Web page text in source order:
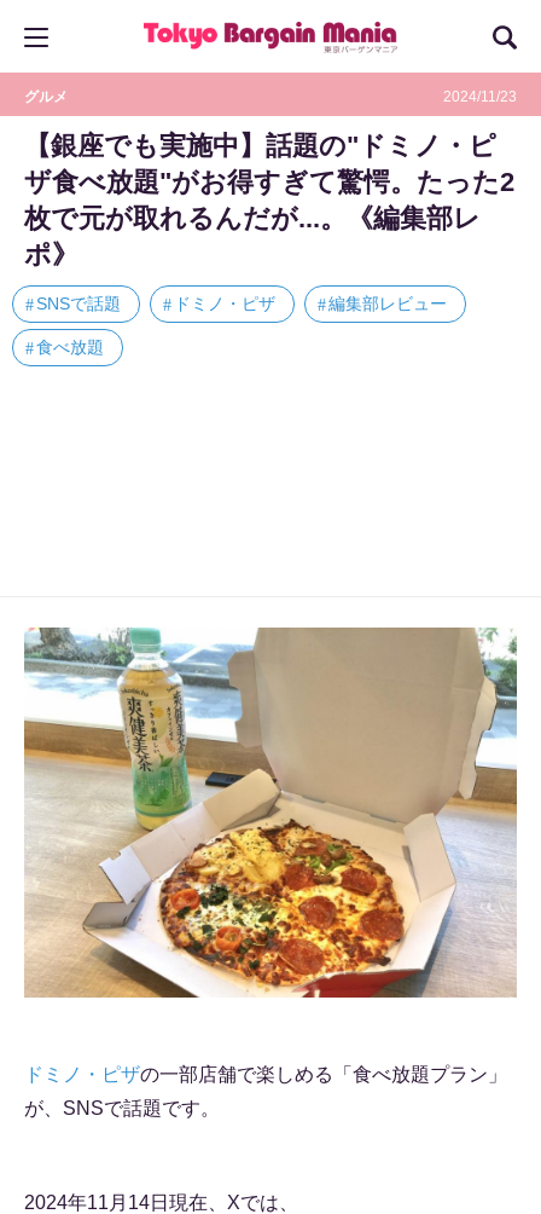
グルメ 2024/11/23
【銀座でも実施中】話題の"ドミノ・ピ
ザ食べ放題"がお得すぎて驚愕。たった2
枚で元が取れるんだが...。《編集部レ
ポ》
SNSで話題 ドミノ・ピザ 編集部レビュー
食べ放題
ドミノ・ピザの一部店舗で楽しめる「食べ放題プラン」
が、SNSで話題です。
2024年11月14日現在、Xでは、